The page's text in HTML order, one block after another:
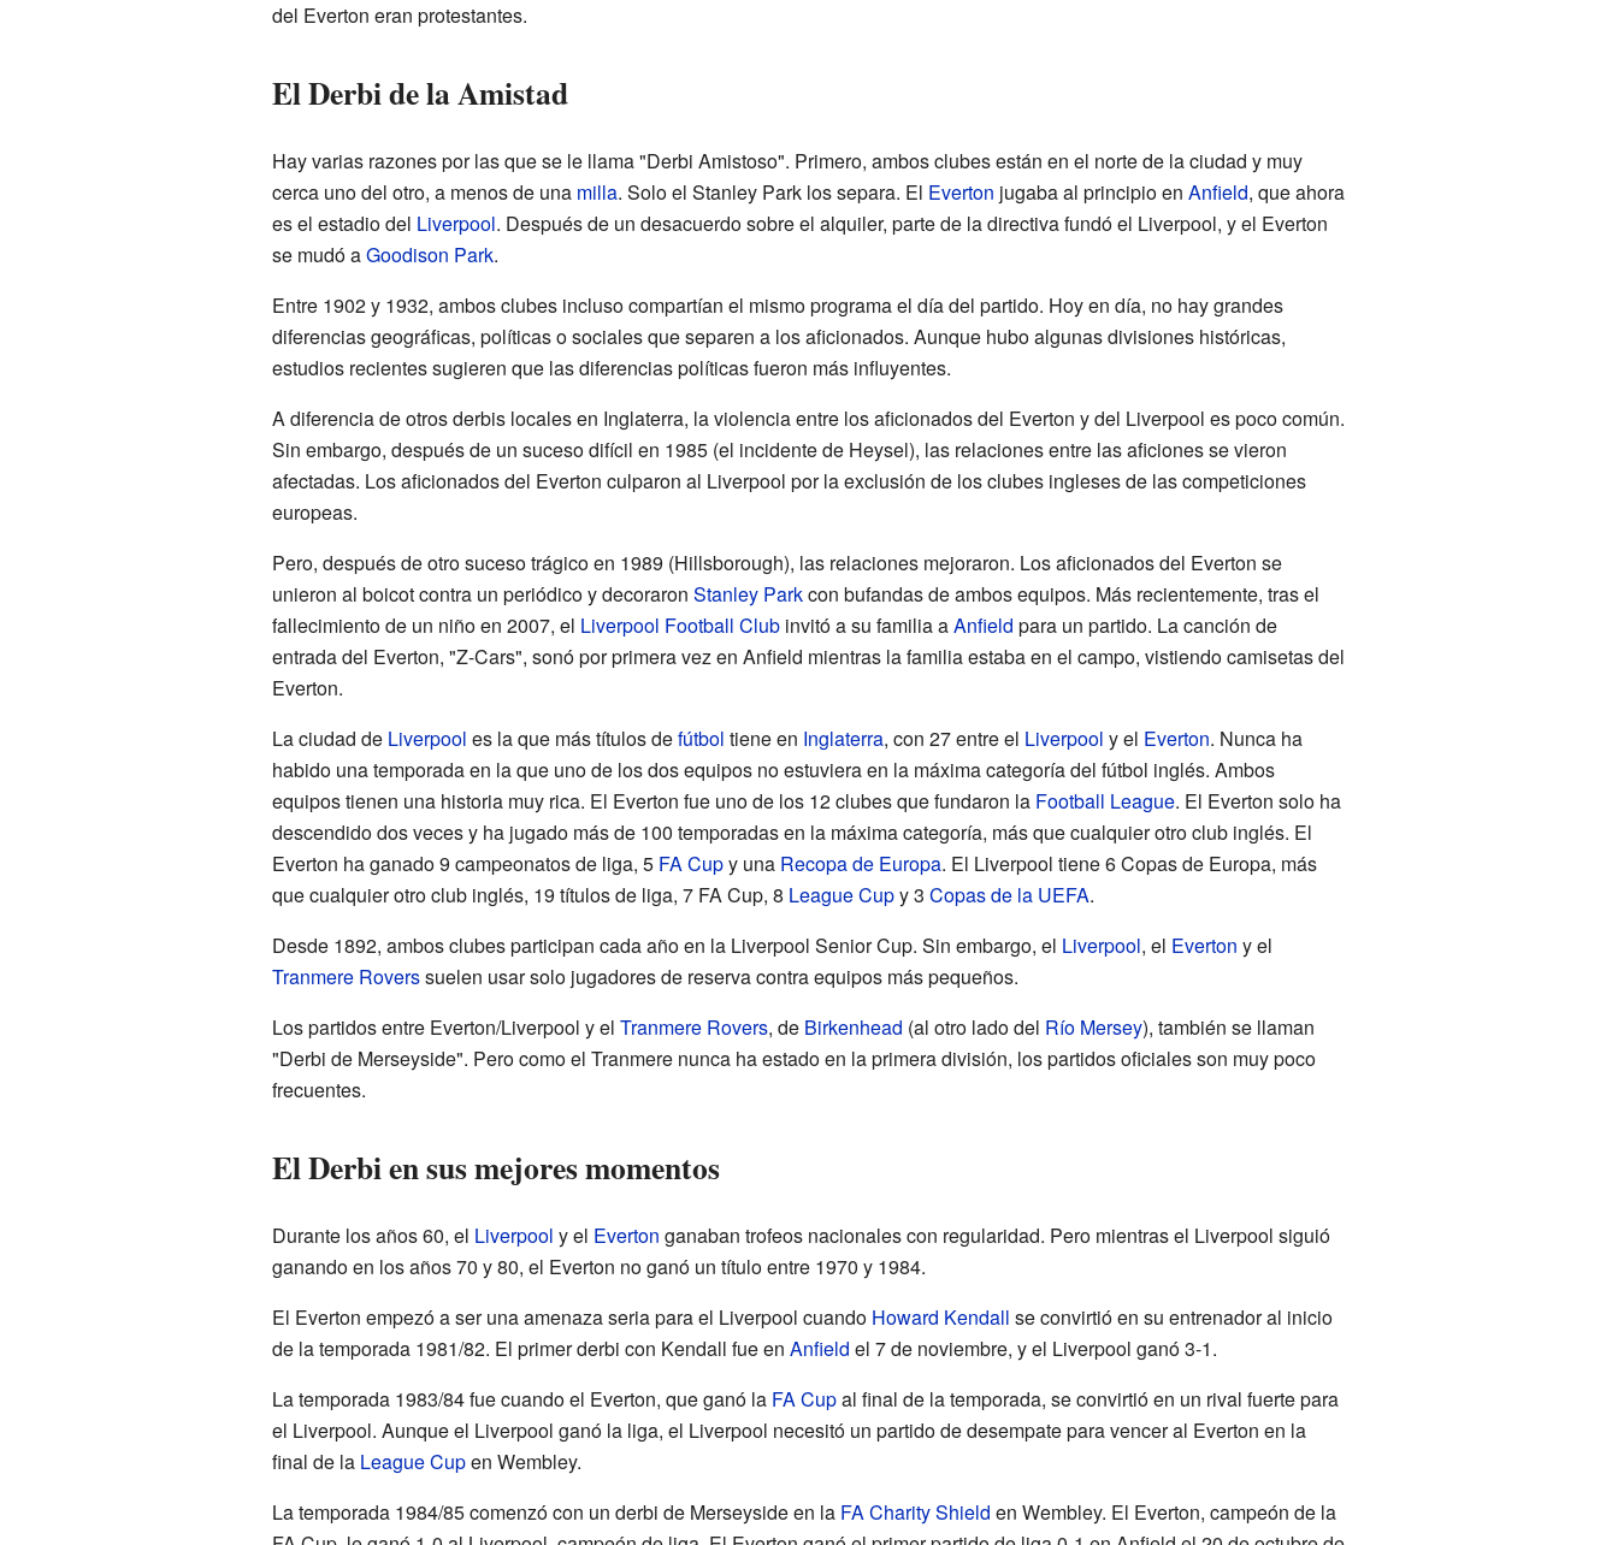
del Everton eran protestantes.
El Derbi de la Amistad
Hay varias razones por las que se le llama "Derbi Amistoso". Primero, ambos clubes están en el norte de la ciudad y muy
cerca uno del otro, a menos de una milla. Solo el Stanley Park los separa. El Everton jugaba al principio en Anfield, que ahora
es el estadio del Liverpool. Después de un desacuerdo sobre el alquiler, parte de la directiva fundó el Liverpool, y el Everton
se mudó aGoodison Park.
Entre 1902 y 1932, ambos clubes incluso compartían el mismo programa el día del partido. Hoy en día, no hay grandes
diferencias geográficas, políticas o sociales que separen a los aficionados. Aunque hubo algunas divisiones históricas,
estudios recientes sugieren que las diferencias políticas fueron más influyentes.
A diferencia de otros derbis locales en Inglaterra, la violencia entre los aficionados del Everton y del Liverpool es poco común.
Sin embargo, después de un suceso difícil en 1985 (el incidente de Heysel), las relaciones entre las aficiones se vieron
afectadas. Los aficionados del Everton culparon al Liverpool por la exclusión de los clubes ingleses de las competiciones
europeas.
Pero, después de otro suceso trágico en 1989 (Hillsborough), las relaciones mejoraron. Los aficionados del Everton se
unieron al boicot contra un periódico y decoraron Stanley Parkcon bufandas de ambos equipos. Más recientemente, tras el
fallecimiento de un niño en 2007, el Liverpool Football Clubinvitó a su familia aAnfield para un partido. La canción de
entrada del Everton, "Z-Cars", sonó por primera vez en Anfield mientras la familia estaba en el campo, vistiendo camisetas del
Everton.
La ciudad de Liverpool es la que más títulos defútbol tiene en Inglaterra, con 27 entre el Liverpool y el Everton. Nunca ha
habido una temporada en la que uno de los dos equipos no estuviera en la máxima categoría del fútbol inglés. Ambos
equipos tienen una historia muy rica. El Everton fue uno de los 12 clubes que fundaron la Football League. El Everton solo ha
descendido dos veces y ha jugado más de 100 temporadas en la máxima categoría, más que cualquier otro club inglés. El
Everton ha ganado 9 campeonatos de liga, 5 FA Cupy una Recopa de Europa. El Liverpool tiene 6 Copas de Europa, más
que cualquier otro club inglés, 19 títulos de liga, 7 FA Cup, 8 League Cupy 3 Copas de la UEFA.
Desde 1892, ambos clubes participan cada año en la Liverpool Senior Cup. Sin embargo, el Liverpool, el Everton y el
Tranmere Roverssuelen usar solo jugadores de reserva contra equipos más pequeños.
Los partidos entre Everton/Liverpool y el Tranmere Rovers, de Birkenhead (al otro lado del Río Mersey), también se llaman
"Derbi de Merseyside". Pero como el Tranmere nunca ha estado en la primera división, los partidos oficiales son muy poco
frecuentes.
El Derbi en sus mejores momentos
Durante los años 60, el Liverpool y el Everton ganaban trofeos nacionales con regularidad. Pero mientras el Liverpool siguió
ganando en los años 70 y 80, el Everton no ganó un título entre 1970 y 1984.
El Everton empezó a ser una amenaza seria para el Liverpool cuando Howard Kendall se convirtió en su entrenador al inicio
de la temporada 1981/82. El primer derbi con Kendall fue en Anfield el 7 de noviembre, y el Liverpool ganó 3-1.
La temporada 1983/84 fue cuando el Everton, que ganó la FA Cupal final de la temporada, se convirtió en un rival fuerte para
el Liverpool. Aunque el Liverpool ganó la liga, el Liverpool necesitó un partido de desempate para vencer al Everton en la
final de la League Cupen Wembley.
La temporada 1984/85 comenzó con un derbi de Merseyside en la FA Charity Shield en Wembley. El Everton, campeón de la